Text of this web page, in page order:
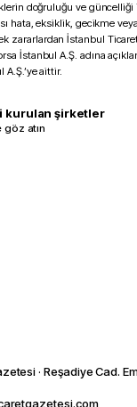
doğruluğu ve
hata, eksiklik, gecikme
zararlardan İstanbul
İstanbul A.Ş. adına
A.Ş.’ye aittir.
kurulan şirketler
göz atın
· Reşadiye Cad.